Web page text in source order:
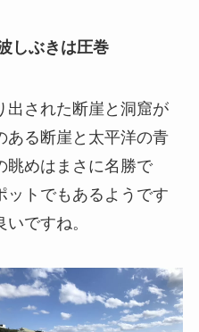
しぶきは圧巻
出された断崖と洞窟が
ある断崖と太平洋の青
眺めはまさに名勝で
トでもあるようです
ですね。